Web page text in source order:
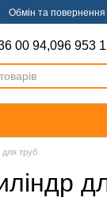
Обмін та повернення
00 94,096 953
для труб